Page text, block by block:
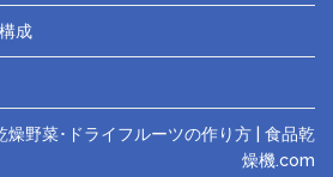
成
燥野菜･ドライフルーツの作り方 | 食品乾
燥機.com